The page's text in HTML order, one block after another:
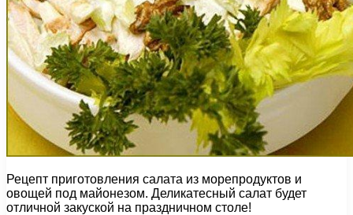
Рецепт приготовления салата из морепродуктов и
овощей под майонезом. Деликатесный салат будет
отличной закуской на праздничном столе!